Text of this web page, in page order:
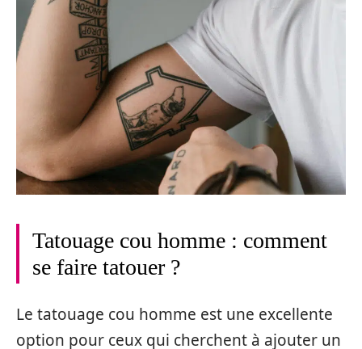
Tatouage cou homme : comment
se faire tatouer ?
Le tatouage cou homme est une excellente
option pour ceux qui cherchent à ajouter un